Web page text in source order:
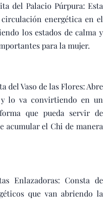
del Palacio Púrpura: Esta
energética en el
los estados de calma y
para la mujer.
del Vaso de las Flores: Abre
lo va convirtiendo en un
que pueda servir de
acumular el Chi de manera
Enlazadoras: Consta de
que van abriendo la